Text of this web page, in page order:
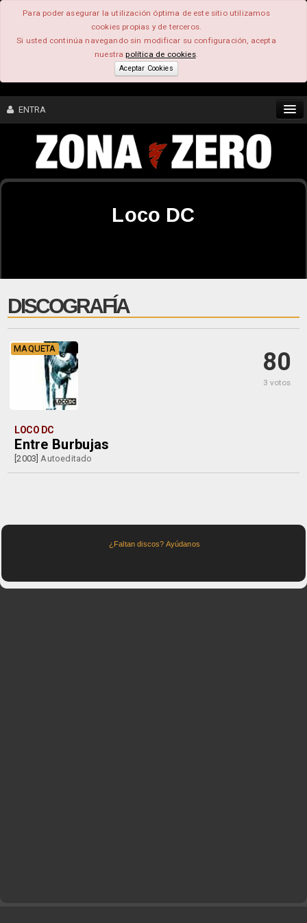
Para poder asegurar la utilización óptima de este sitio utilizamos
cookies propias y de terceros.
Si usted continúa navegando sin modificar su configuración, acepta
nuestrapolítica de cookies.
Aceptar Cookies
ENTRA
CONTENIDO
Loco DC
DISCOGRAFÍA
80
3 votos
MAQUETA
LOCO DC
Entre Burbujas
[2003]Autoeditado
¿Faltan discos? Ayúdanos